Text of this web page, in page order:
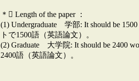
＊ Length of the paper ：
(1) Undergraduate 学部: It should be
トで1500語（英語論文）。
(2) Graduate 大学院: It should be 2400
2400語（英語論文）。